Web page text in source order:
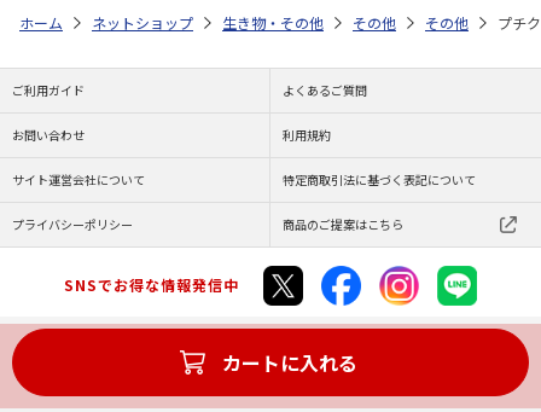
カートに入れる
ホーム ネットショップ 生き物・その他 その他 その他 プチ
ご利用ガイド よくあるご質問
お問い合わせ 利用規約
サイト運営会社について 特定商取引法に基づく表記について
プライバシーポリシー 商品のご提案はこちら
SNSでお得な情報発信中